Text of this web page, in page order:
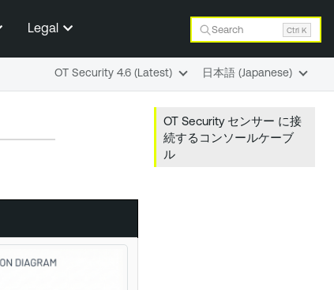
Legal Search Ctrl K
OT Security センサー に接
続するコンソールケーブ
ル
OT Security 4.6 (Latest) 日本語 (Japanese)